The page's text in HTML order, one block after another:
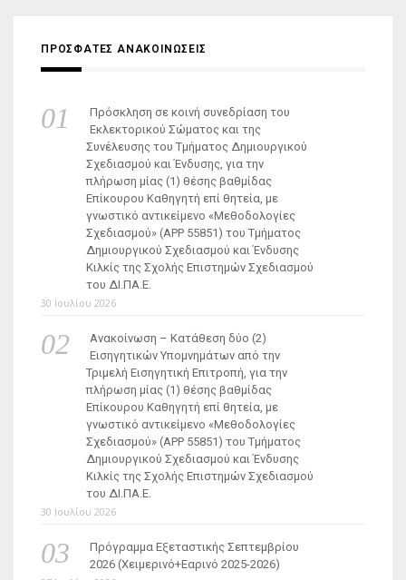
ΠΡΟΣΦΑΤΕΣ ΑΝΑΚΟΙΝΩΣΕΙΣ
Πρόσκληση σε κοινή συνεδρίαση του
Εκλεκτορικού Σώματος και της
Συνέλευσης του Τμήματος Δημιουργικού
Σχεδιασμού και Ένδυσης, για την
πλήρωση μίας (1) θέσης βαθμίδας
Επίκουρου Καθηγητή επί θητεία, με
γνωστικό αντικείμενο «Μεθοδολογίες
Σχεδιασμού» (ΑΡΡ 55851) του Τμήματος
Δημιουργικού Σχεδιασμού και Ένδυσης
Κιλκίς της Σχολής Επιστημών Σχεδιασμού
του ΔΙ.ΠΑ.Ε.
30 Ιουλίου 2026
Ανακοίνωση – Κατάθεση δύο (2)
Εισηγητικών Υπομνημάτων από την
Τριμελή Εισηγητική Επιτροπή, για την
πλήρωση μίας (1) θέσης βαθμίδας
Επίκουρου Καθηγητή επί θητεία, με
γνωστικό αντικείμενο «Μεθοδολογίες
Σχεδιασμού» (ΑΡΡ 55851) του Τμήματος
Δημιουργικού Σχεδιασμού και Ένδυσης
Κιλκίς της Σχολής Επιστημών Σχεδιασμού
του ΔΙ.ΠΑ.Ε.
30 Ιουλίου 2026
Πρόγραμμα Εξεταστικής Σεπτεμβρίου
2026 (Χειμερινό+Εαρινό 2025-2026)